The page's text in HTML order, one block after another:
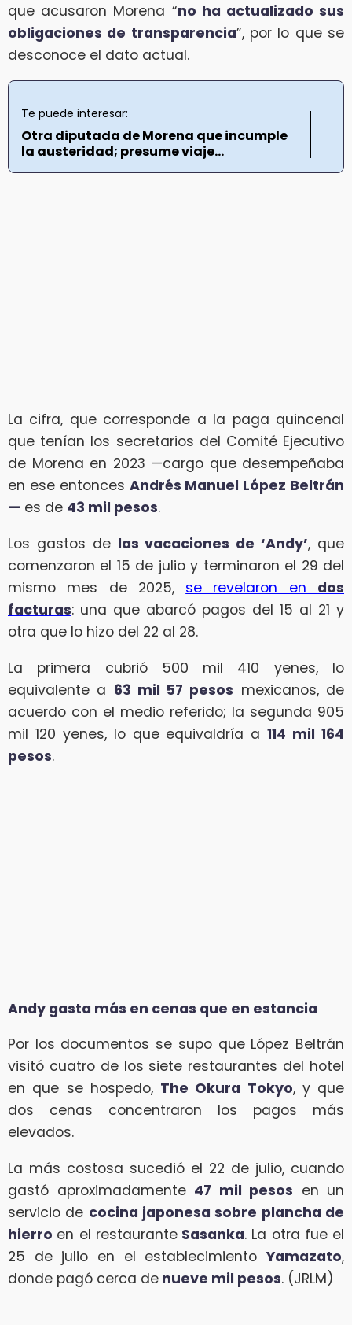
que acusaron Morena “no ha actualizado sus
obligaciones de transparencia”, por lo que se
desconoce el dato actual.
Te puede interesar:
Otra diputada de Morena que incumple
la austeridad; presume viaje...
La cifra, que corresponde a la paga quincenal
que tenían los secretarios del Comité Ejecutivo
de Morena en 2023 —cargo que desempeñaba
en ese entonces Andrés Manuel López Beltrán
— es de 43 mil pesos.
Los gastos de las vacaciones de ‘Andy’, que
comenzaron el 15 de julio y terminaron el 29 del
mismo mes de 2025, se revelaron en dos
facturas: una que abarcó pagos del 15 al 21 y
otra que lo hizo del 22 al 28.
La primera cubrió 500 mil 410 yenes, lo
equivalente a 63 mil 57 pesos mexicanos, de
acuerdo con el medio referido; la segunda 905
mil 120 yenes, lo que equivaldría a114 mil 164
pesos.
Andy gasta más en cenas que en estancia
Por los documentos se supo que López Beltrán
visitó cuatro de los siete restaurantes del hotel
en que se hospedo, The Okura Tokyo, y que
dos cenas concentraron los pagos más
elevados.
La más costosa sucedió el 22 de julio, cuando
gastó aproximadamente 47 mil pesos en un
servicio de cocina japonesa sobre plancha de
hierro en el restauranteSasanka. La otra fue el
25 de julio en el establecimiento Yamazato,
donde pagó cerca de nueve mil pesos. (JRLM)